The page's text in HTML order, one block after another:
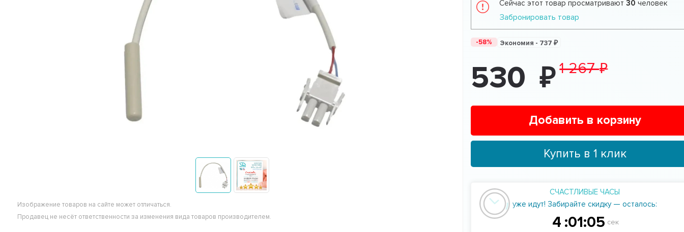
Изображение товаров на сайте может отличаться.
Продавец не несёт ответственности за изменения вида товаров производителем.
Сейчас этот товар просматривают30человек
Забронировать товар
-58% Экономия - 737
530 1 267
Добавить в корзину
Купить в 1 клик
СЧАСТЛИВЫЕ ЧАСЫ
уже идут! Забирайте скидку — осталось:
4 :01:04 сек